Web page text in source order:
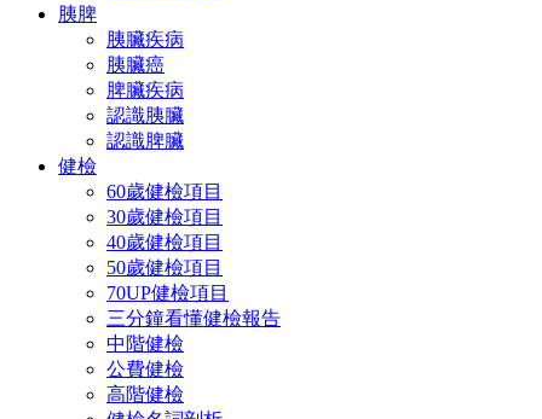
胰脾
胰臟疾病
胰臟癌
脾臟疾病
認識胰臟
認識脾臟
健檢
60歲健檢項目
30歲健檢項目
40歲健檢項目
50歲健檢項目
70UP健檢項目
三分鐘看懂健檢報告
中階健檢
公費健檢
高階健檢